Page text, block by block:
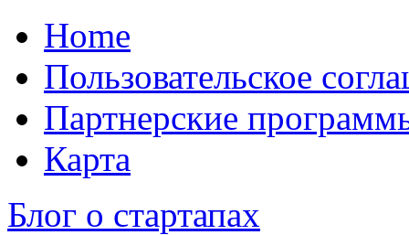
Home
Пользовательское
Партнерские
Карта
Блог о стартапах